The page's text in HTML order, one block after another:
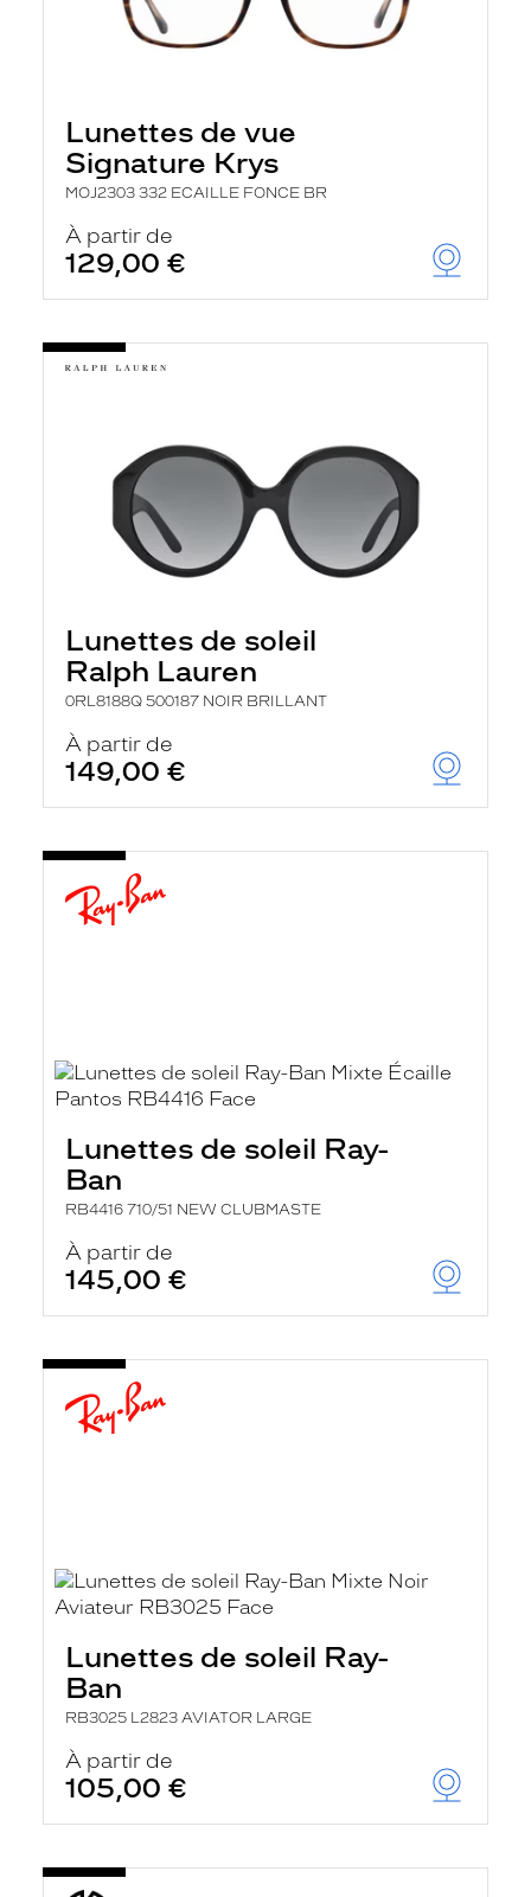
Lunettes de vue
Signature Krys
MOJ2303 332 ECAILLE FONCE BR
À partir de
129,00 €
Lunettes de soleil
Ralph Lauren
0RL8188Q 500187 NOIR BRILLANT
À partir de
149,00 €
Lunettes de soleil Ray-
Ban
RB4416 710/51 NEW CLUBMASTE
À partir de
145,00 €
Lunettes de soleil Ray-
Ban
RB3025 L2823 AVIATOR LARGE
À partir de
105,00 €